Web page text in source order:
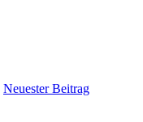
Neuester Beitrag